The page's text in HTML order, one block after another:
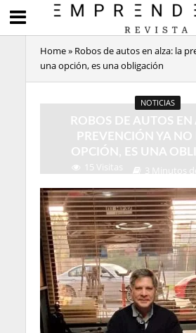
Home» Robos de autos en alza: la
una opción, es una obligación
NOTICIAS
ROBOS DE AUTOS
PREVENCIÓN YA NO
OPCIÓN, ES UNA
15 Visitas
3 Minutos